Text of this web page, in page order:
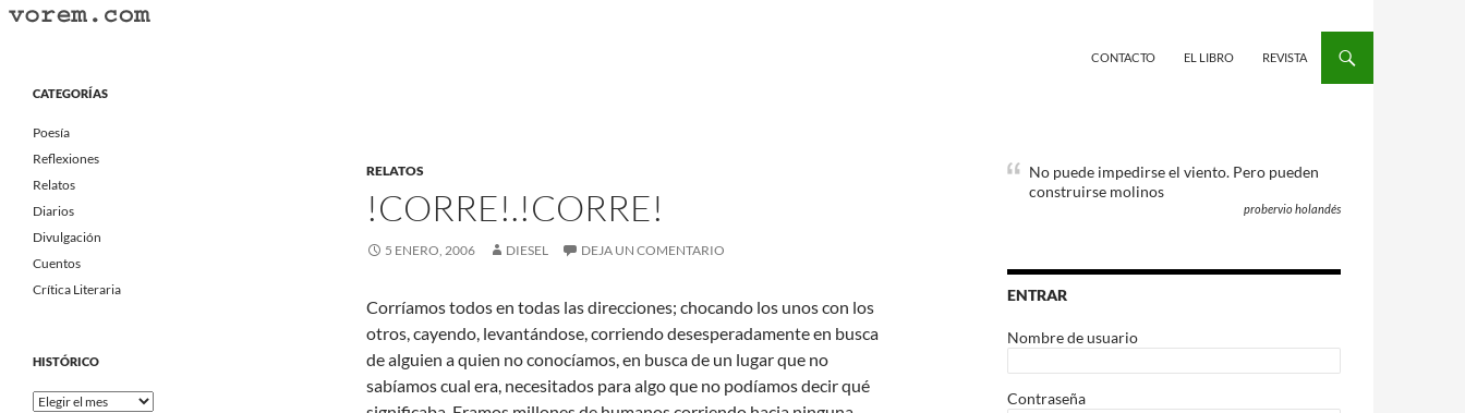
Saltar
CONTACTO EL LIBRO REVISTA
RELATOS
!CORRE!.!CORRE!
5 ENERO, 2006 DIESEL DEJA UN COMENTARIO
Corríamos todos en todas las direcciones; chocando los unos con los
otros, cayendo, levantándose, corriendo desesperadamente en busca
de alguien a quien no conocíamos, en busca de un lugar que no
sabíamos cual era, necesitados para algo que no podíamos decir qué
No puede impedirse el viento. Pero pueden
construirse molinos
probervio holandés
ENTRAR
Nombre de usuario
Contraseña
Portal Literario Independiente
CATEGORÍAS
Poesía
Reflexiones
Relatos
Diarios
Divulgación
Cuentos
Crítica Literaria
HISTÓRICO
Histórico